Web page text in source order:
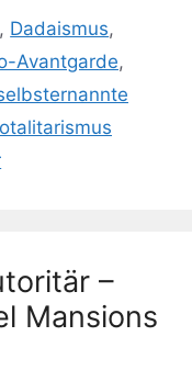
, Dadaismus,
Avantgarde,
–
Mansions